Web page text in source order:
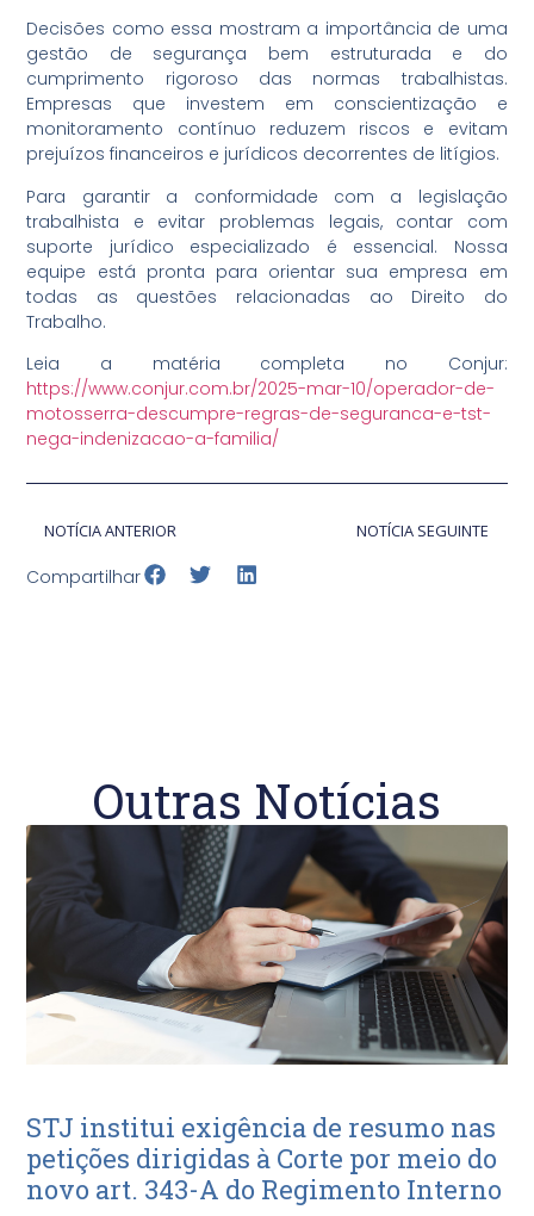
Decisões como essa mostram a importância de uma
gestão de segurança bem estruturada e do
cumprimento rigoroso das normas trabalhistas.
Empresas que investem em conscientização e
monitoramento contínuo reduzem riscos e evitam
prejuízos financeiros e jurídicos decorrentes de litígios.
Para garantir a conformidade com a legislação
trabalhista e evitar problemas legais, contar com
suporte jurídico especializado é essencial. Nossa
equipe está pronta para orientar sua empresa em
todas as questões relacionadas ao Direito do
Trabalho.
Leia a matéria completa no Conjur:
https://www.conjur.com.br/2025-mar-10/operador-de-
motosserra-descumpre-regras-de-seguranca-e-tst-
nega-indenizacao-a-familia/
NOTÍCIA ANTERIOR NOTÍCIA SEGUINTE
Compartilhar
Outras Notícias
STJ institui exigência de resumo nas
petições dirigidas à Corte por meio do
novo art. 343-A do Regimento Interno